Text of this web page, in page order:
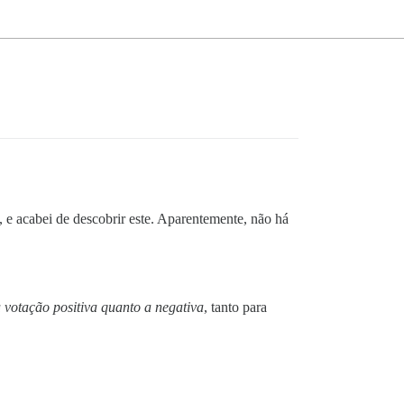
acabei de descobrir este. Aparentemente, não há
positiva quanto a negativa, tanto para